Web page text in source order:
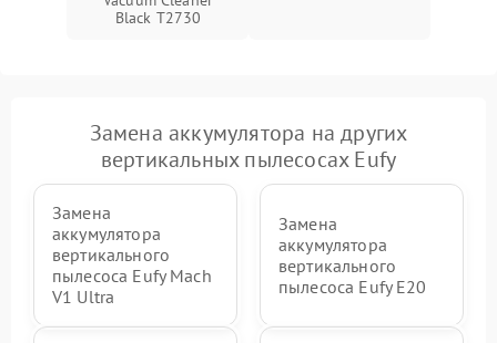
защиты от короткого
Black T2730
Замена аккумулятора на других
вертикальных пылесосах Eufy
Замена
аккумулятора
вертикального
пылесоса Eufy Mach
V1 Ultra
Замена
аккумулятора
вертикального
пылесоса Eufy E20